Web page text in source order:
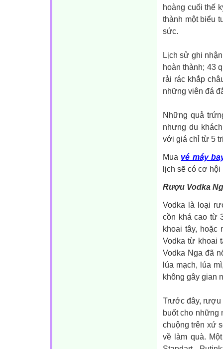
hoàng cuối thế
thành một biểu
sức.
Lịch sử ghi
hoàn thành; 43
rải rác khắp
những viên đá
Những quả
nhưng du
với giá chỉ từ 5
Mua vé máy
lịch sẽ có cơ hội
Rượu Vodka
Vodka là loại
cồn khá cao từ
khoai tây, hoặc
Vodka từ khoai
Vodka Nga đã
lúa mạch, lúa
không gây gian
Trước đây, rượu
buốt cho những
chuộng trên xứ
về làm quà.